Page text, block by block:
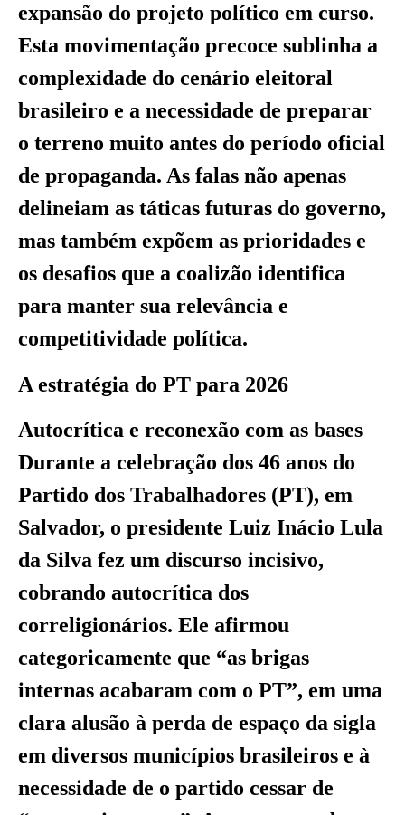
expansão do projeto político em curso.
Esta movimentação precoce sublinha a
complexidade do cenário eleitoral
brasileiro e a necessidade de preparar
o terreno muito antes do período oficial
de propaganda. As falas não apenas
delineiam as táticas futuras do governo,
mas também expõem as prioridades e
os desafios que a coalizão identifica
para manter sua relevância e
competitividade política.
A estratégia do PT para 2026
Autocrítica e reconexão com as bases
Durante a celebração dos 46 anos do
Partido dos Trabalhadores (PT), em
Salvador, o presidente Luiz Inácio Lula
da Silva fez um discurso incisivo,
cobrando autocrítica dos
correligionários. Ele afirmou
categoricamente que “as brigas
internas acabaram com o PT”, em uma
clara alusão à perda de espaço da sigla
em diversos municípios brasileiros e à
necessidade de o partido cessar de